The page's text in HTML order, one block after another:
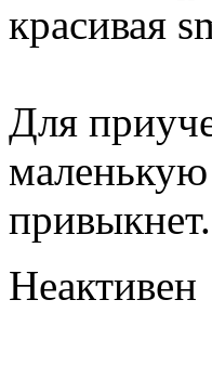
красивая
Для
привыкнет.
Неактивен